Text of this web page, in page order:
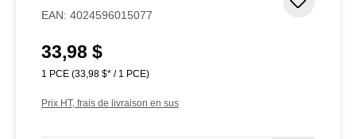
EAN: 4024596015077
Prix régulier :
33,98 $
1 PCE (33,98 $* / 1 PCE)
Prix HT, frais de livraison en sus